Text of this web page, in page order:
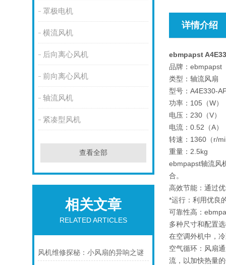
罩极电机
横流风机
后向离心风机
前向离心风机
轴流风机
紧凑型风机
查看全部
相关文章
RELATED ARTICLES
风机维修探秘：小风扇的异响之谜
详情介绍
ebmpapst
品牌：ebmpapst
类型：轴流风扇
型号：A4E330-
功率：105（W）
电压：230（V）
电流：0.52（A）
转速：1360（r/
重量：2.5kg
ebmpapst轴流风
合。
高效节能：通过
*运行：利用优良
可靠性高：
多种尺寸和配置
在空调外机中，
空气循环：风扇
流，以加快热量